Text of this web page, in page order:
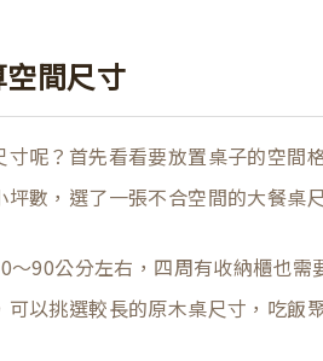
間尺寸
呢？首先看看要放置桌子的空間
數，選了一張不合空間的大餐桌
～90公分左右，四周有收納櫃也需
可以挑選較長的原木桌尺寸，吃飯